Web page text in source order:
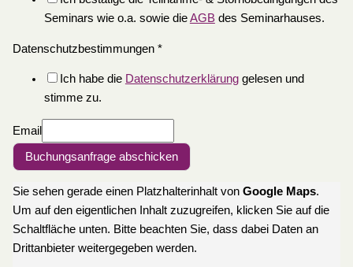
Seminars wie o.a. sowie dieAGBdes Seminarhauses.
Datenschutzbestimmungen *
Ich habe die Datenschutzerklärunggelesen und
stimme zu.
Email
Buchungsanfrage abschicken
Sie sehen gerade einen Platzhalterinhalt von Google Maps.
Um auf den eigentlichen Inhalt zuzugreifen, klicken Sie auf die
Schaltfläche unten. Bitte beachten Sie, dass dabei Daten an
Drittanbieter weitergegeben werden.